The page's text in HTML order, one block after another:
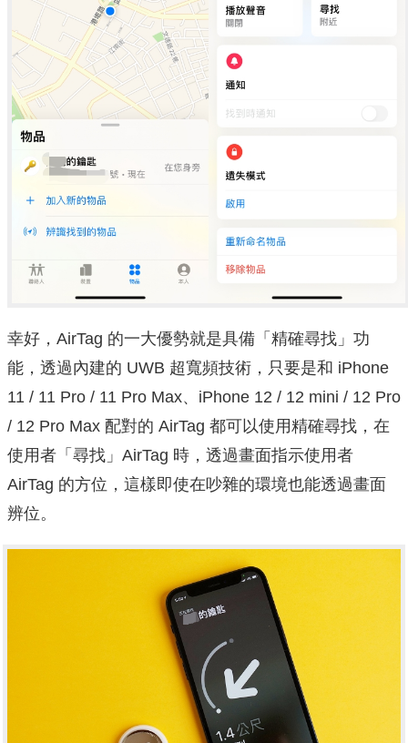
幸好，AirTag 的一大優勢就是具備「精確尋找」功
能，透過內建的 UWB 超寬頻技術，只要是和 iPhone
11 / 11 Pro / 11 Pro Max、iPhone 12 / 12 mini / 12 Pro
/ 12 Pro Max 配對的 AirTag 都可以使用精確尋找，在
使用者「尋找」AirTag 時，透過畫面指示使用者
AirTag 的方位，這樣即使在吵雜的環境也能透過畫面
辨位。